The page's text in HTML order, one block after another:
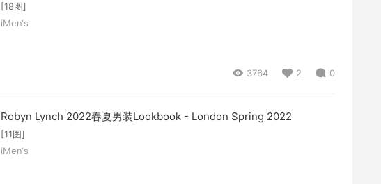
[18图]
iMen‘s
3764 2 0
Robyn Lynch 2022春夏男装Lookbook - London Spring 2022
[11图]
iMen‘s